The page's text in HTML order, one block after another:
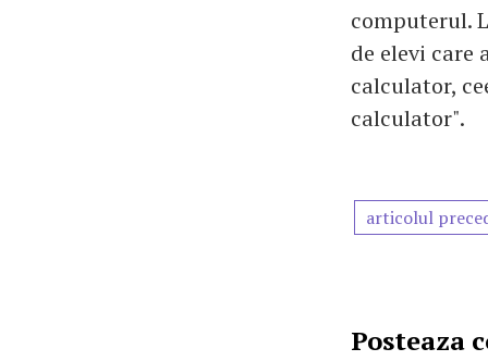
computerul.
de elevi
calculator,
calculator".
articolul
Posteaza